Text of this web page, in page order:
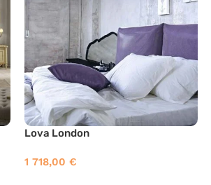
Lova London
1 718,00 €